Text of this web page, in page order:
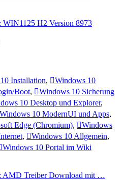
WIN1125 H2 Version 8973
Installation,
Windows 10
Boot,
Windows 10 Sicherung
10 Desktop und Explorer,
Windows 10 ModernUI und Apps,
Edge (Chromium),
Windows
, Windows 10 Allgemein,
Windows 10 Portal im Wiki
AMD Treiber Download mit …